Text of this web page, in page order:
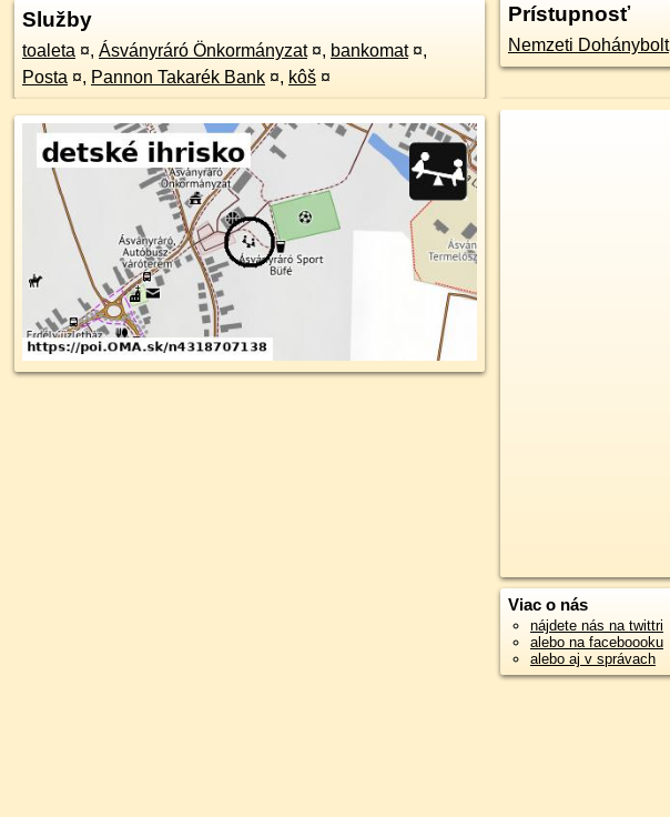
Služby
toaleta ¤, Ásványráró Önkormányzat ¤, bankomat ¤,
Posta ¤, Pannon Takarék Bank ¤, kôš ¤
Prístupnosť
Nemzeti Dohánybolt
Viac o nás
nájdete nás na twittri
alebo na faceboooku
alebo aj v správach